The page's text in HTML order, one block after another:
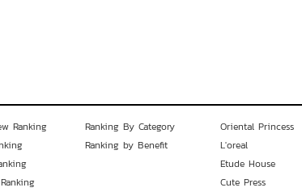
Ranking
Ranking By Category
Ranking by Benefit
Oriental Princess
L'oreal
Etude House
Cute Press